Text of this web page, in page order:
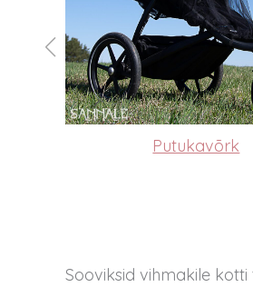
Putukavõrk
Sooviksid vihmakile